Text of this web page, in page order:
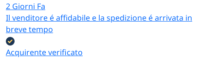
2 Giorni Fa
Il venditore é affidabile e la spedizione é arrivata in
breve tempo
Acquirente verificato